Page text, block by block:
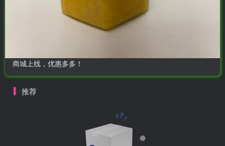
商城上线，优惠多多！
推荐